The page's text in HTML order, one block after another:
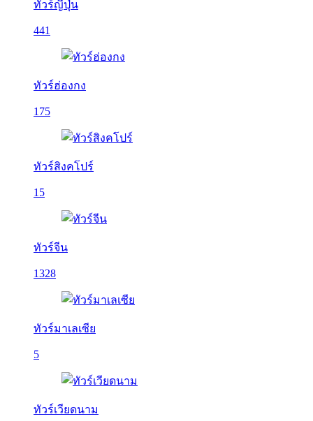
ทัวร์ญี่ปุ่น
441
ทัวร์ฮ่องกง
175
ทัวร์สิงคโปร์
15
ทัวร์จีน
1328
ทัวร์มาเลเซีย
5
ทัวร์เวียดนาม